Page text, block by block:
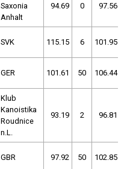
Saxonia
Anhalt
94.69 0 97.56
SVK 115.15 6 101.95
GER 101.61 50 106.44
Klub
Kanoistika
Roudnice
n.L.
93.19 2 96.81
GBR 97.92 50 102.85